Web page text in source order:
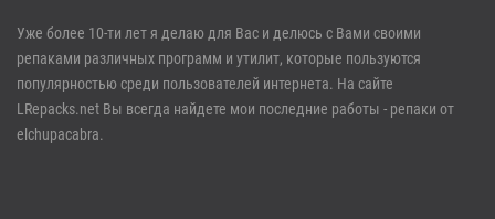
Войти
Регистрация
Забыли пароль?
Уже более 10-ти лет я делаю для Вас и делюсь с Вами своими
репаками различных программ и утилит, которые пользуются
популярностью среди пользователей интернета. На сайте
LRepacks.net Вы всегда найдете мои последние работы - репаки от
elchupacabra.